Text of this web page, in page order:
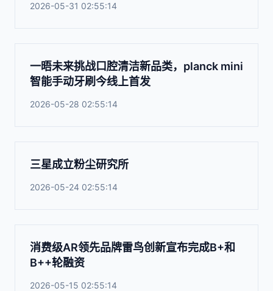
2026-05-31 02:55:14
一晤未来挑战口腔清洁新品类，planck mini
智能手动牙刷今线上首发
2026-05-28 02:55:14
三星成立粉尘研究所
2026-05-24 02:55:14
消费级AR领先品牌雷鸟创新宣布完成B+和
B++轮融资
2026-05-15 02:55:14